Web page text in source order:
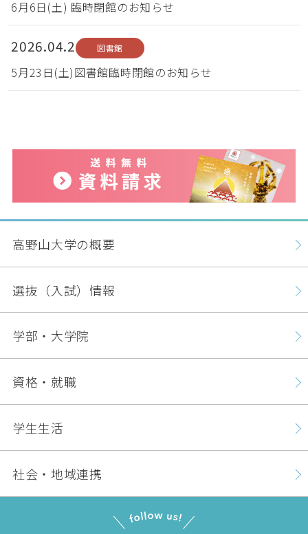
6月6日(土) 臨時閉館のお知らせ
2026.04.24 図書館
5月23日(土)図書館臨時閉館のお知らせ
高野山大学の概要
選抜（入試）情報
学部・大学院
資格・就職
学生生活
社会・地域連携